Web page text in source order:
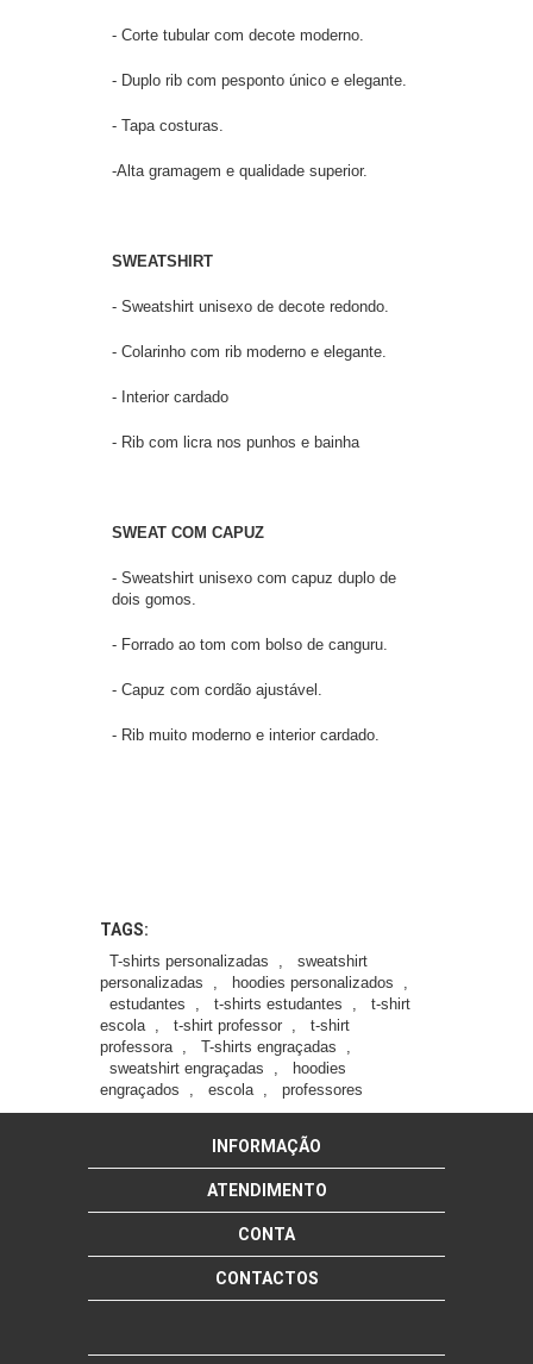
- Corte tubular com decote moderno.
- Duplo rib com pesponto único e elegante.
- Tapa costuras.
-Alta gramagem e qualidade superior.
SWEATSHIRT
- Sweatshirt unisexo de decote redondo.
- Colarinho com rib moderno e elegante.
- Interior cardado
- Rib com licra nos punhos e bainha
SWEAT COM CAPUZ
- Sweatshirt unisexo com capuz duplo de
dois gomos.
- Forrado ao tom com bolso de canguru.
- Capuz com cordão ajustável.
- Rib muito moderno e interior cardado.
TAGS:
T-shirts personalizadas
sweatshirt
personalizadas
hoodies personalizados
estudantes
t-shirts estudantes
t-shirt
escola
t-shirt professor
t-shirt
professora
T-shirts engraçadas
sweatshirt engraçadas
hoodies
engraçados
escola professores
INFORMAÇÃO
ATENDIMENTO
CONTA
CONTACTOS